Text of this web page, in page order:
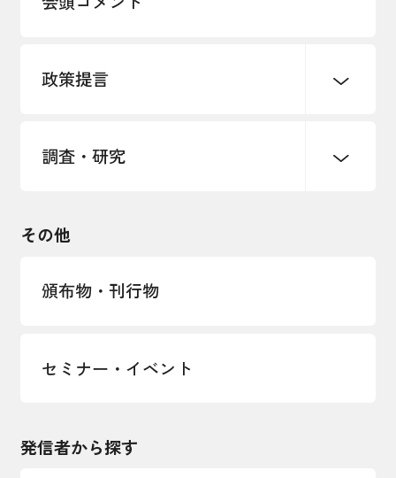
海外情報レポート
安全保障貿易管理・技術流出防止に関す
経営者保証に関するガイドライン
政策提言
中小企業経営
国土強靭化・社会基盤整備・震災復興
調査・研究
LOBO調査
その他
頒布物・刊行物
セミナー・イベント
発信者から探す